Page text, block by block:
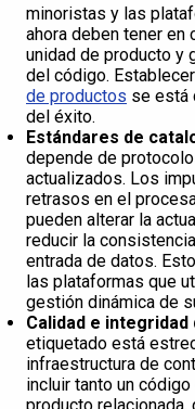
minoristas y las
ahora deben tener en
unidad de producto y
del código.
de productos se está
del éxito.
Estándares de
depende de
actualizados. Los
retrasos en el
pueden alterar la
reducir la
entrada de datos.
las plataformas que
gestión dinámica de
Calidad e
etiquetado está
infraestructura de
incluir tanto un